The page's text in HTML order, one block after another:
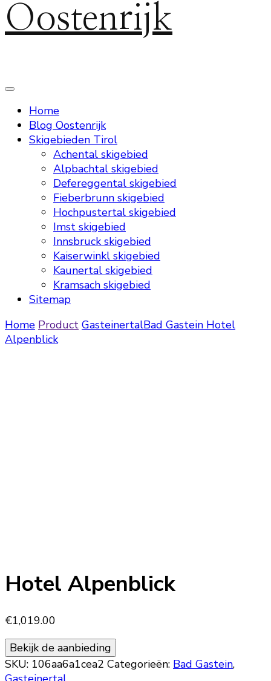
Oostenrijk
Home
Blog Oostenrijk
Skigebieden Tirol
Achental skigebied
Alpbachtal skigebied
Defereggental skigebied
Fieberbrunn skigebied
Hochpustertal skigebied
Imst skigebied
Innsbruck skigebied
Kaiserwinkl skigebied
Kaunertal skigebied
Kramsach skigebied
Sitemap
Home Product GasteinertalBad Gastein Hotel
Alpenblick
Hotel Alpenblick
€1,019.00
Bekijk de aanbieding
SKU: 106aa6a1cea2 Categorieën: Bad Gastein,